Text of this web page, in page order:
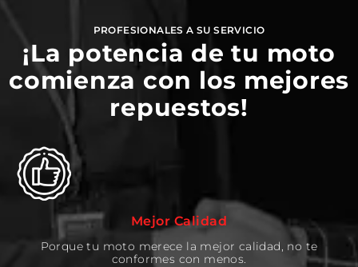
PROFESIONALES A SU SERVICIO
¡La potencia de tu moto
comienza con los mejores
repuestos!
Mejor Calidad
Porque tu moto merece la mejor calidad, no te
conformes con menos.